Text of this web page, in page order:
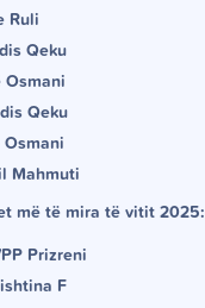
Ruli
Qeku
Osmani
Qeku
Osmani
Mahmuti
më të mira të vitit 2025:
Prizreni
F